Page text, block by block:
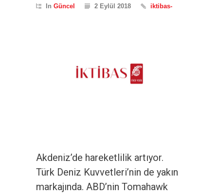
In Güncel 2 Eylül 2018 iktibas-
Akdeniz’de hareketlilik artıyor.
Türk Deniz Kuvvetleri’nin de yakın
markajında. ABD’nin Tomahawk